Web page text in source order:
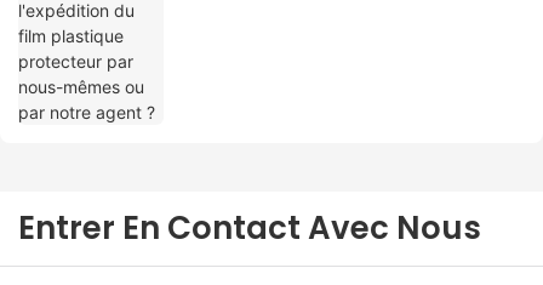
Entrer En Contact Avec Nous